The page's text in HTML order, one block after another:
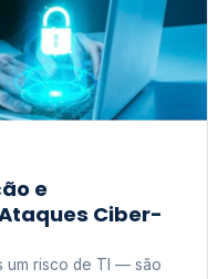
e
Ciber-
um risco de TI — são